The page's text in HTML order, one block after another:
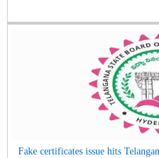
Fake certificates issue hits